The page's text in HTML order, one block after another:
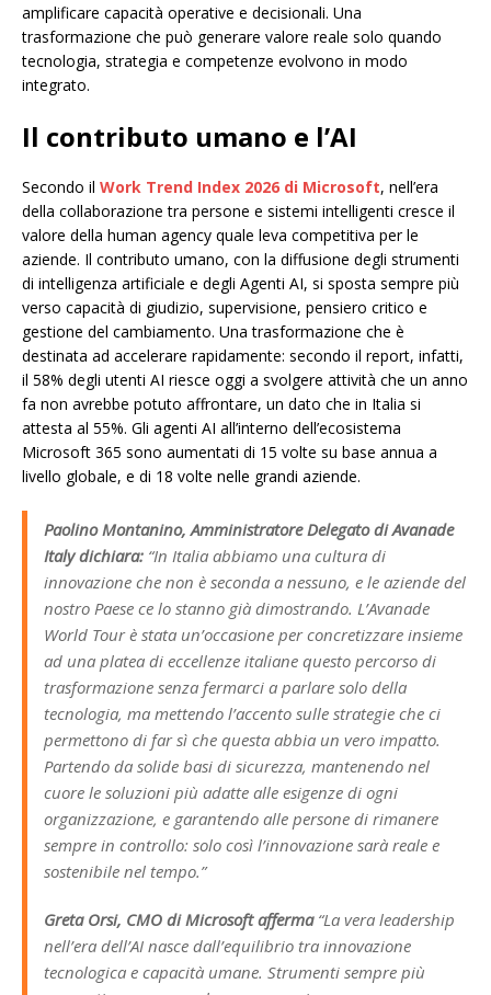
amplificare capacità operative e decisionali. Una
trasformazione che può generare valore reale solo quando
tecnologia, strategia e competenze evolvono in modo
integrato.
Il contributo umano e l’AI
Secondo il Work Trend Index 2026 di Microsoft, nell’era
della collaborazione tra persone e sistemi intelligenti cresce il
valore della human agency quale leva competitiva per le
aziende. Il contributo umano, con la diffusione degli strumenti
di intelligenza artificiale e degli Agenti AI, si sposta sempre più
verso capacità di giudizio, supervisione, pensiero critico e
gestione del cambiamento. Una trasformazione che è
destinata ad accelerare rapidamente: secondo il report, infatti,
il 58% degli utenti AI riesce oggi a svolgere attività che un anno
fa non avrebbe potuto affrontare, un dato che in Italia si
attesta al 55%. Gli agenti AI all’interno dell’ecosistema
Microsoft 365 sono aumentati di 15 volte su base annua a
livello globale, e di 18 volte nelle grandi aziende.
Paolino Montanino, Amministratore Delegato di Avanade
Italy dichiara: “In Italia abbiamo una cultura di
innovazione che non è seconda a nessuno, e le aziende del
nostro Paese ce lo stanno già dimostrando. L’Avanade
World Tour è stata un’occasione per concretizzare insieme
ad una platea di eccellenze italiane questo percorso di
trasformazione senza fermarci a parlare solo della
tecnologia, ma mettendo l’accento sulle strategie che ci
permettono di far sì che questa abbia un vero impatto.
Partendo da solide basi di sicurezza, mantenendo nel
cuore le soluzioni più adatte alle esigenze di ogni
organizzazione, e garantendo alle persone di rimanere
sempre in controllo: solo così l’innovazione sarà reale e
sostenibile nel tempo.”
Greta Orsi, CMO di Microsoft afferma“La vera leadership
nell’era dell’AI nasce dall’equilibrio tra innovazione
tecnologica e capacità umane. Strumenti sempre più